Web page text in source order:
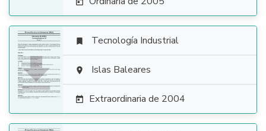

 Tecnología Industrial
 Islas Baleares
 Extraordinaria de 2004